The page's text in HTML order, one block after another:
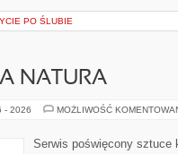
PO ŚLUBIE
NATURA
- 2026 MOŻLIWOŚĆ
Serwis poświęcony sztuce